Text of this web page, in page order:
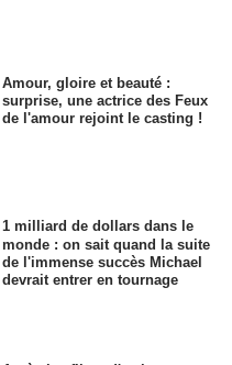
Amour, gloire et beauté :
surprise, une actrice des Feux
de l'amour rejoint le casting !
1 milliard de dollars dans le
monde : on sait quand la suite
de l'immense succès Michael
devrait entrer en tournage